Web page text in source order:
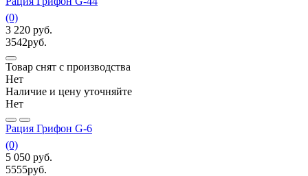
(0)
3 220 руб.
3542руб.
Товар снят с производства
Нет
Наличие и цену уточняйте
Нет
Рация Грифон G-6
(0)
5 050 руб.
5555руб.